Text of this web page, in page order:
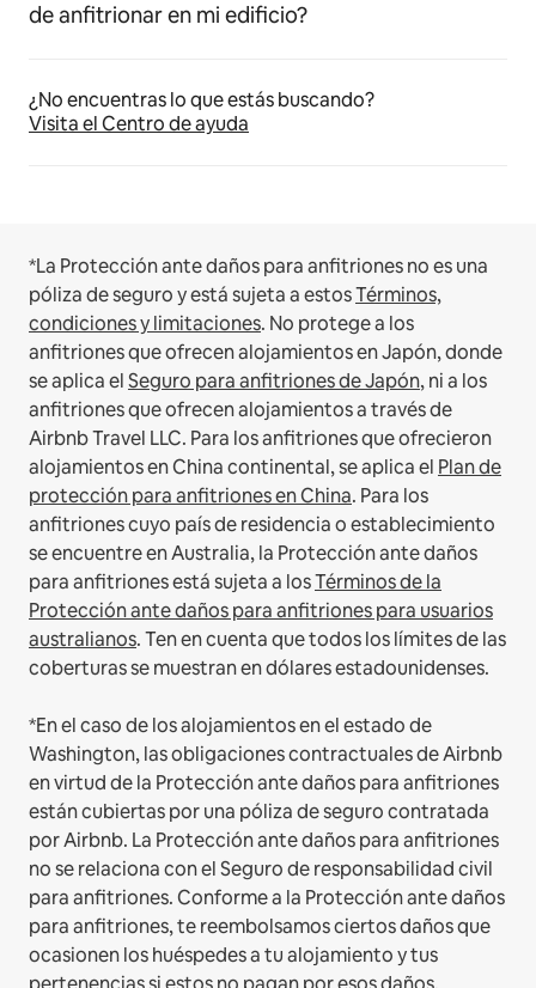
de anfitrionar en mi edificio?
¿No encuentras lo que estás buscando?
Visita el Centro de ayuda
*La Protección ante daños para anfitriones no es una
póliza de seguro y está sujeta a estosTérminos,
condiciones y limitaciones. No protege a los
anfitriones que ofrecen alojamientos en Japón, donde
se aplica elSeguro para anfitriones de Japón, ni a los
anfitriones que ofrecen alojamientos a través de
Airbnb Travel LLC. Para los anfitriones que ofrecieron
alojamientos en China continental, se aplica el Plan de
protección para anfitriones en China. Para los
anfitriones cuyo país de residencia o establecimiento
se encuentre en Australia, la Protección ante daños
para anfitriones está sujeta a losTérminos de la
Protección ante daños para anfitriones para usuarios
australianos. Ten en cuenta que todos los límites de las
coberturas se muestran en dólares estadounidenses.
*En el caso de los alojamientos en el estado de
Washington, las obligaciones contractuales de Airbnb
en virtud de la Protección ante daños para anfitriones
están cubiertas por una póliza de seguro contratada
por Airbnb. La Protección ante daños para anfitriones
no se relaciona con el Seguro de responsabilidad civil
para anfitriones. Conforme a la Protección ante daños
para anfitriones, te reembolsamos ciertos daños que
ocasionen los huéspedes a tu alojamiento y tus